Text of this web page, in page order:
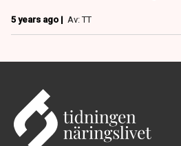
5 years ago | Av: TT